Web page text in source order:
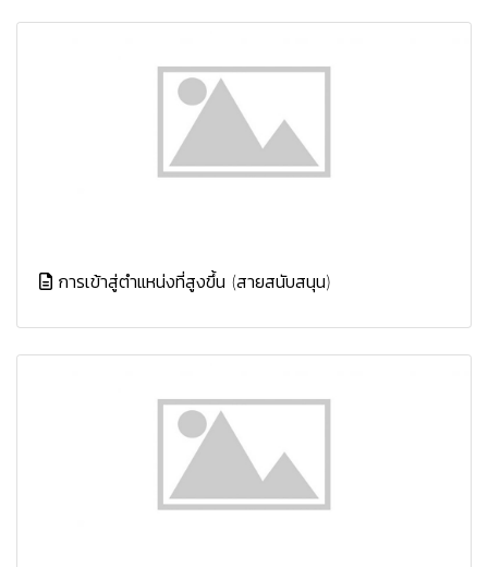
การเข้าสู่ตำแหน่งที่สูงขึ้น (สายสนับสนุน)